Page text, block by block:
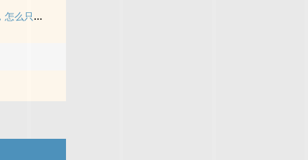
《说好的mo法少男，怎么只gan这zhong事》